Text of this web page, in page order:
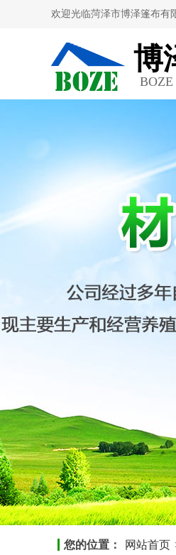
欢迎光临菏泽市博泽篷布有
博
您的位置： 网站首页